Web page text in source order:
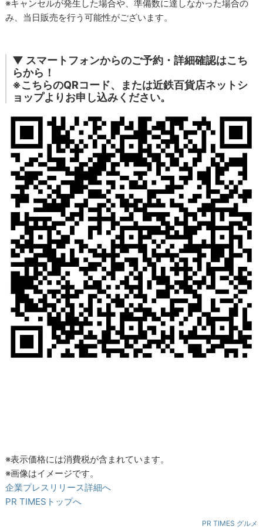
※キャンセルが発生した場合や、準備数に達しなかった場合の
み、当日販売を行う可能性がございます。
▼ スマートフォンからのご予約・詳細確認はこち
らから！
※こちらのQRコード、または近鉄百貨店ネットシ
ョップよりお申し込みください。
※表示価格には消費税が含まれています。
※画像はイメージです。
企業プレスリリース詳細へ
PR TIMESトップへ
PR TIMES グルメ